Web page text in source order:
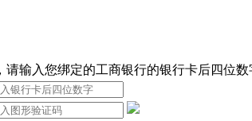
请输入您绑定的工商银行的银行卡后四位数